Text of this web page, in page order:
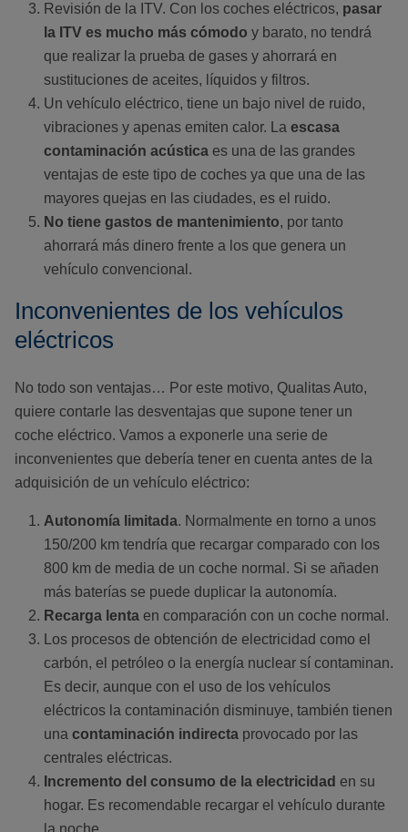
Revisión de la ITV. Con los coches eléctricos, pasar
la ITV es mucho más cómodo y barato, no tendrá
que realizar la prueba de gases y ahorrará en
sustituciones de aceites, líquidos y filtros.
Un vehículo eléctrico, tiene un bajo nivel de ruido,
vibraciones y apenas emiten calor. La escasa
contaminación acústica es una de las grandes
ventajas de este tipo de coches ya que una de las
mayores quejas en las ciudades, es el ruido.
No tiene gastos de mantenimiento, por tanto
ahorrará más dinero frente a los que genera un
vehículo convencional.
Inconvenientes de los vehículos
eléctricos
No todo son ventajas… Por este motivo, Qualitas Auto,
quiere contarle las desventajas que supone tener un
coche eléctrico. Vamos a exponerle una serie de
inconvenientes que debería tener en cuenta antes de la
adquisición de un vehículo eléctrico:
Autonomía limitada. Normalmente en torno a unos
150/200 km tendría que recargar comparado con los
800 km de media de un coche normal. Si se añaden
más baterías se puede duplicar la autonomía.
Recarga lenta en comparación con un coche normal.
Los procesos de obtención de electricidad como el
carbón, el petróleo o la energía nuclear sí contaminan.
Es decir, aunque con el uso de los vehículos
eléctricos la contaminación disminuye, también tienen
una contaminación indirecta provocado por las
centrales eléctricas.
Incremento del consumo de la electricidad en su
hogar. Es recomendable recargar el vehículo durante